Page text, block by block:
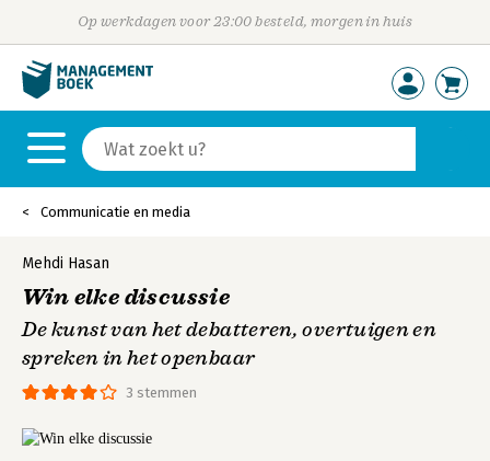
Op werkdagen voor 23:00 besteld, morgen in huis
Communicatie en media
3 stemmen
Mehdi Hasan
Win elke discussie
De kunst van het debatteren, overtuigen en
spreken in het openbaar